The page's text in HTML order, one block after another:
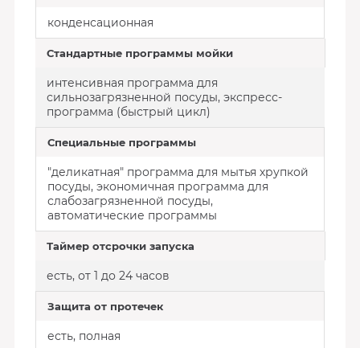
конденсационная
Стандартные программы мойки
интенсивная программа для
сильнозагрязненной посуды, экспресс-
программа (быстрый цикл)
Специальные программы
"деликатная" программа для мытья хрупкой
посуды, экономичная программа для
слабозагрязненной посуды,
автоматические программы
Таймер отсрочки запуска
есть, от 1 до 24 часов
Защита от протечек
есть, полная